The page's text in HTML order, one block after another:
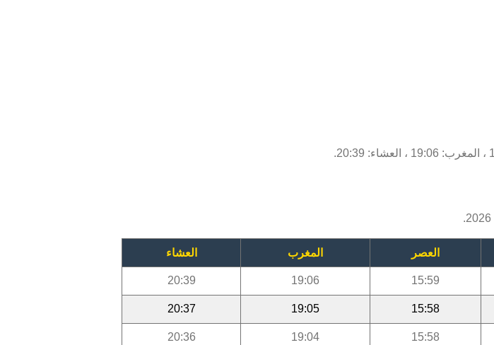
العصر المغرب العشاء
15:59
19:06
20:39
15:58
19:05
20:37
15:58
19:04
20:36